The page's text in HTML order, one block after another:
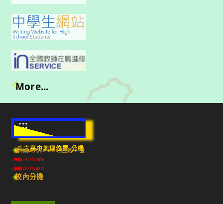
More...
:::
斗六高中地理位置-分機
雲林縣斗六市640010民生路224號
(市話) 05-5322039
(傳真) 05-5348213
校內分機